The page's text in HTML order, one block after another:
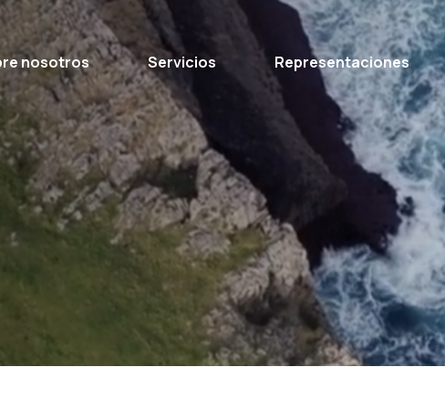
nosotros Servicios Representaciones